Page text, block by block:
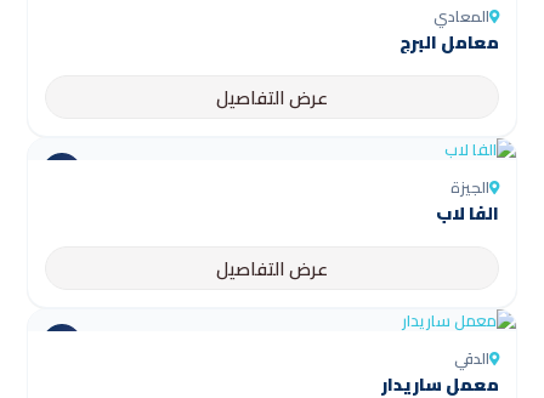
المعادي
معامل البرج
عرض التفاصيل
الجيزة
الفا لاب
عرض التفاصيل
الدقي
معمل ساريدار